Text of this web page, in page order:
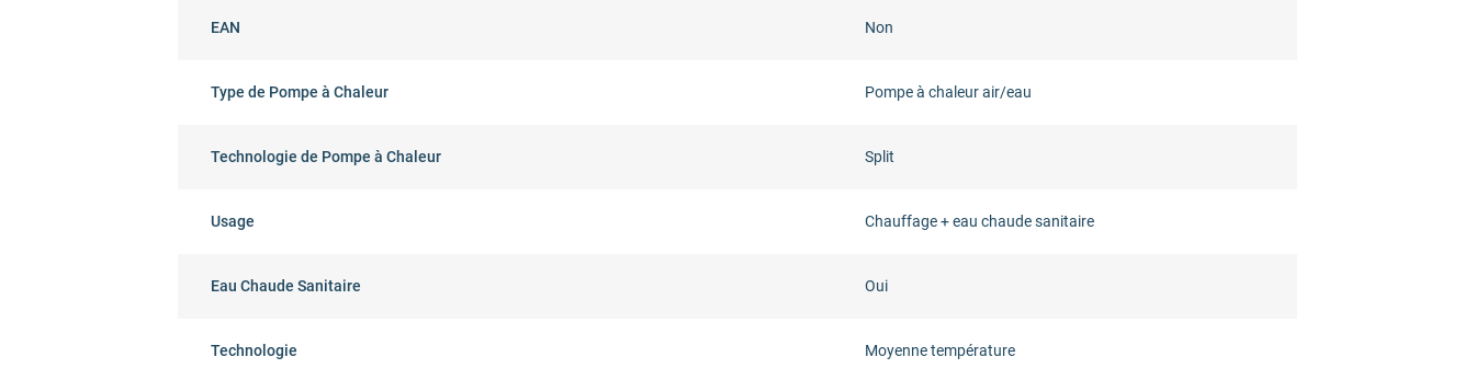
EAN Non
Type de Pompe à Chaleur Pompe à chaleur air/eau
Technologie de Pompe à Chaleur Split
Usage Chauffage + eau chaude sanitaire
Eau Chaude Sanitaire Oui
Technologie Moyenne température